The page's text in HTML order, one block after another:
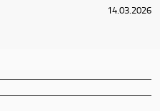
14.03.2026